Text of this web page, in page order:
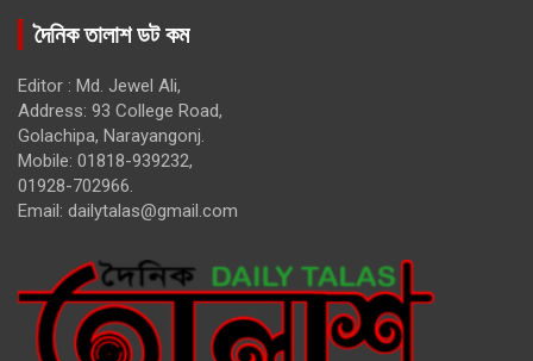
দৈনিক তালাশ ডট কম
Editor : Md. Jewel Ali,
Address: 93 College Road,
Golachipa, Narayangonj.
Mobile: 01818-939232,
01928-702966.
Email: dailytalas@gmail.com